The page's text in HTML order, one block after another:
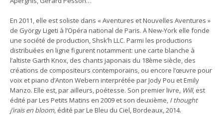
En 2011, elle est soliste dans « Aventures et Nouvelles Aventures »
de György Ligeti à l’Opéra national de Paris. A New-York elle fonde
une société de production, Shsk’h LLC. Parmi les productions
distribuées en ligne figurent notamment: une carte blanche à
l’altiste Garth Knox, des chants japonais du 18ème siècle, des
créations de compositeurs contemporains, ou encore l’œuvre pour
voix et piano d’Anton Webern interprétée par Jody Pou et Emily
Manzo. Elle est, par ailleurs, poétesse. Son premier livre, Will, est
édité par Les Petits Matins en 2009 et son deuxième, I thought
j’irais en bloom, édité par Le Bleu du Ciel, Bordeaux, 2014.